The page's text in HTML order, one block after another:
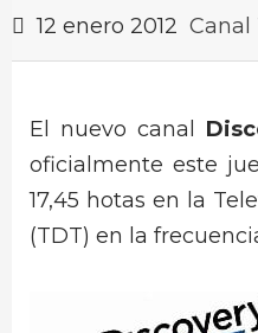
12 enero 2012 Canal
El nuevo canal
oficialmente este
17,45 hotas en la
(TDT) en la